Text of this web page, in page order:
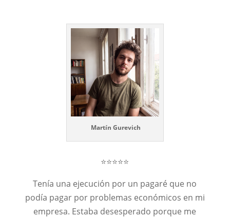
Martín Gurevich
⭐⭐⭐⭐⭐
Tenía una ejecución por un pagaré que no
podía pagar por problemas económicos en mi
empresa. Estaba desesperado porque me